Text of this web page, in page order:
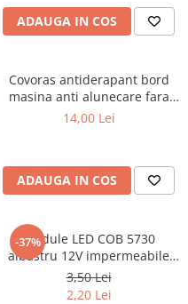
ADAUGA IN COS
Covoras antiderapant bord
masina anti alunecare fara
lipire
14,00 Lei
ADAUGA IN COS
-37%
Module LED COB 5730
albastru 12V impermeabile
set 20 buc
3,50 Lei
2,20 Lei